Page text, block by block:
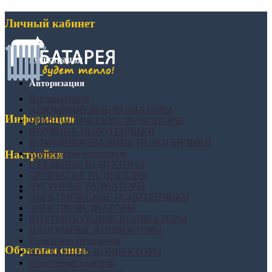
Личный кабинет
Регистрация
Авторизация
Информация
Настройки
Обратная связь
БИМЕТАЛИЧЕСКИЕ РАДИАТОРЫ
Конвекторы отопления
СТАЛЬНЫЕ РАДИАТОРЫ
НАСТЕННЫЕ КОНВЕКТОРЫ